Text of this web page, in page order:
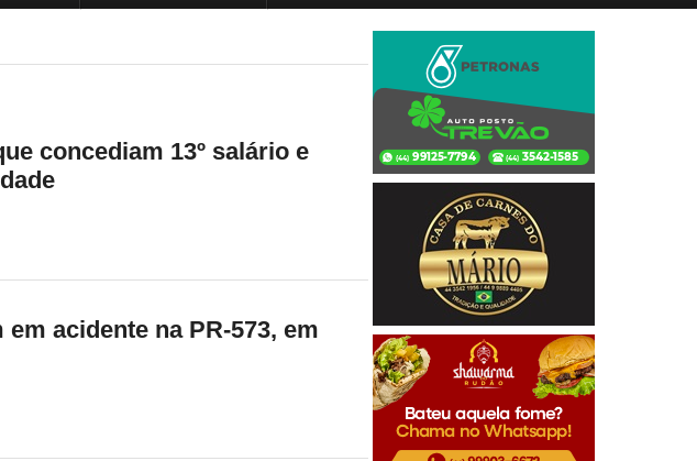
concediam 13º salário e
acidente na PR-573, em